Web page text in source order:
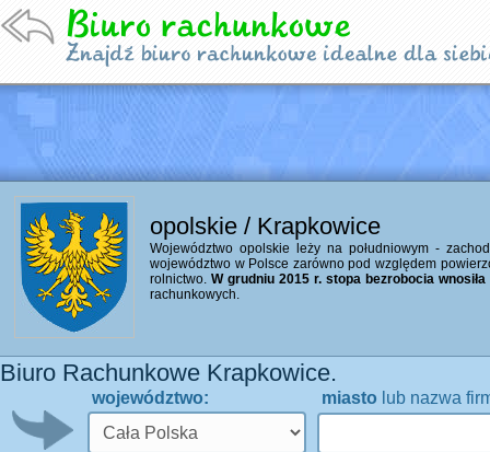
opolskie / Krapkowice
Województwo opolskie leży na południowym -
województwo w Polsce zarówno pod względem
rolnictwo.W grudniu 2015 r. stopa bezrobocia
rachunkowych.
Biuro Rachunkowe Krapkowice.
województwo: miasto lub nazwa